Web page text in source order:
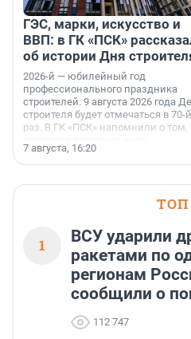
ГЭС, марки, искусство и
ВВП: в ГК «ПСК»
об истории Дня
2026-й — юбилейный год
профессионального праздника
строителей. 9 августа 2026 года
строителя будет отмечаться в 70-й
раз. В ГК «ПСК» напомнили о том,
поменялась роль строительства.
7 августа, 16:20
ТОП
1
ВСУ ударили
ракетами по
регионам
сообщили о
112 747